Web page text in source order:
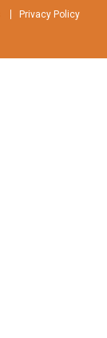
Privacy Policy